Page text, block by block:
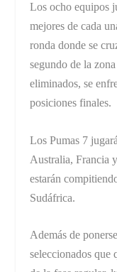
Los ocho equipos
mejores de cada
ronda donde se
segundo de la
eliminados, se
posiciones finales.
Los Pumas 7
Australia, Francia
estarán
Sudáfrica.
Además de
seleccionados que